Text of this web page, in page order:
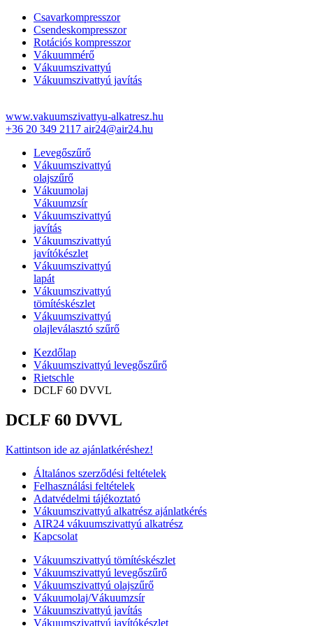
Csavarkompresszor
Csendeskompresszor
Rotációs kompresszor
Vákuummérő
Vákuumszivattyú
Vákuumszivattyú javítás
www.vakuumszivattyu-alkatresz.hu
+36 20 349 2117 air24@air24.hu
Levegőszűrő
Vákuumszivattyú
olajszűrő
Vákuumolaj
Vákuumzsír
Vákuumszivattyú
javítás
Vákuumszivattyú
javítókészlet
Vákuumszivattyú
lapát
Vákuumszivattyú
tömítéskészlet
Vákuumszivattyú
olajleválasztó szűrő
Kezdőlap
Vákuumszivattyú levegőszűrő
Rietschle
DCLF 60 DVVL
DCLF 60 DVVL
Kattintson ide az ajánlatkéréshez!
Általános szerződési feltételek
Felhasználási feltételek
Adatvédelmi tájékoztató
Vákuumszivattyú alkatrész ajánlatkérés
AIR24 vákuumszivattyú alkatrész
Kapcsolat
Vákuumszivattyú tömítéskészlet
Vákuumszivattyú levegőszűrő
Vákuumszivattyú olajszűrő
Vákuumolaj/Vákuumzsír
Vákuumszivattyú javítás
Vákuumszivattyú javítókészlet